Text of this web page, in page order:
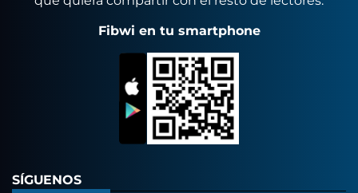
Fibwi en tu smartphone
SÍGUENOS